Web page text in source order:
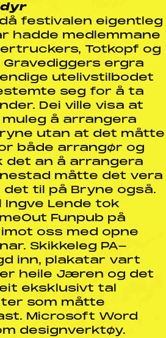
festivalen eigentleg
hadde medlemmane
Totkopf og
Gravediggers ergra
utelivstilbodet
seg for å ta
Dei ville visa at
å arrangera
utan at det måtte
både arrangør og
det an å arrangera
måtte det vera
til på Bryne også.
Ingve Lende tok
Funpub på
oss med opne
Skikkeleg PA-
inn, plakatar vart
heile Jæren og det
eksklusivt tal
som måtte
Microsoft Word
designverktøy.